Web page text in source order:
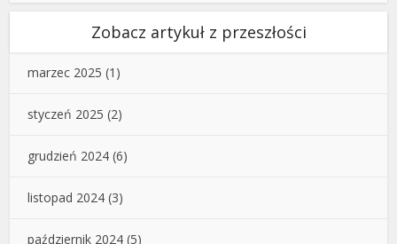
Zobacz artykuł z przeszłości
marzec 2025 (1)
styczeń 2025 (2)
grudzień 2024 (6)
listopad 2024 (3)
październik 2024 (5)